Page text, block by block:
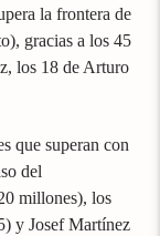
la frontera de
gracias a los 45
los 18 de Arturo
que superan con
del
millones), los
y Josef Martínez